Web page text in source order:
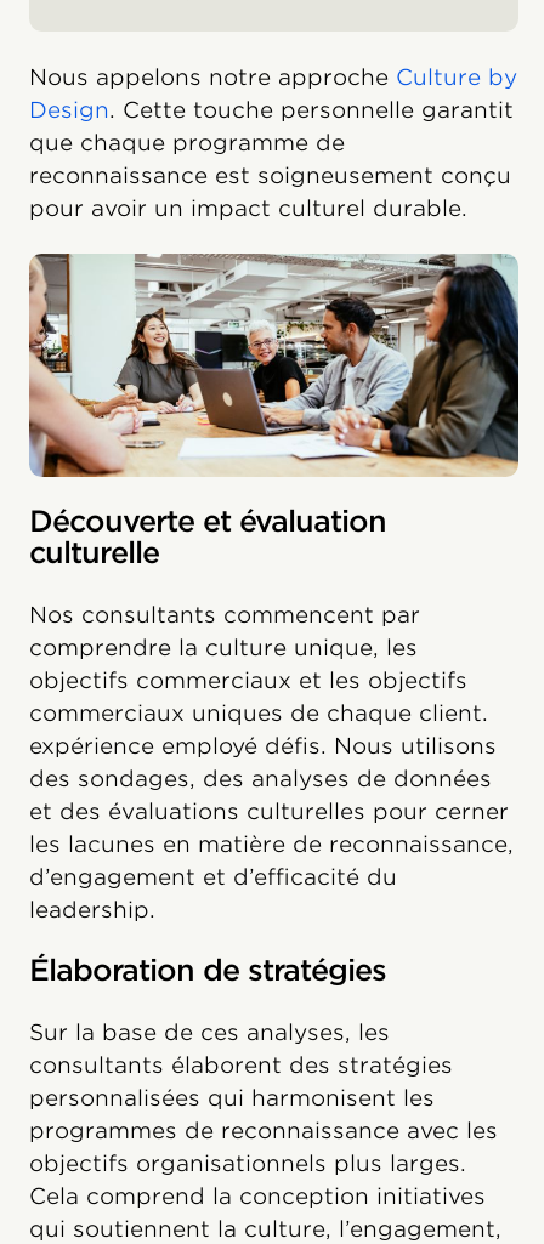
Nous appelons notre approche Culture by
Design. Cette touche personnelle garantit
que chaque programme de
reconnaissance est soigneusement conçu
pour avoir un impact culturel durable.
Découverte et évaluation
culturelle
Nos consultants commencent par
comprendre la culture unique, les
objectifs commerciaux et les objectifs
commerciaux uniques de chaque client.
expérience employé défis. Nous utilisons
des sondages, des analyses de données
et des évaluations culturelles pour cerner
les lacunes en matière de reconnaissance,
d’engagement et d’efficacité du
leadership.
Élaboration de stratégies
Sur la base de ces analyses, les
consultants élaborent des stratégies
personnalisées qui harmonisent les
programmes de reconnaissance avec les
objectifs organisationnels plus larges.
Cela comprend la conception initiatives
qui soutiennent la culture, l’engagement,